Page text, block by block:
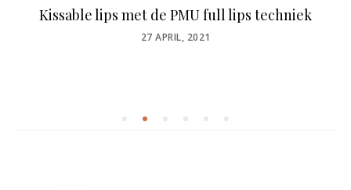
Kissable lips met de PMU full lips techniek
POSTED
27 APRIL, 2021